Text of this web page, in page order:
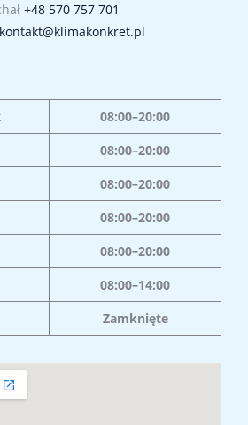
+48 570 757 701
kontakt@klimakonkret.pl
08:00–20:00
08:00–20:00
08:00–20:00
08:00–20:00
08:00–20:00
08:00–14:00
Zamknięte